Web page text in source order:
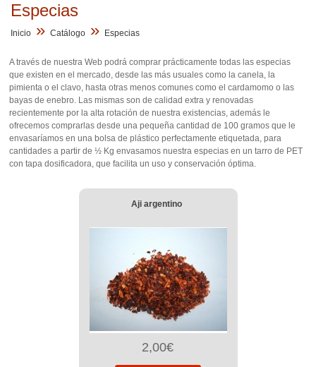
Especias
Inicio » Catálogo » Especias
A través de nuestra Web podrá comprar prácticamente todas las especias
que existen en el mercado, desde las más usuales como la canela, la
pimienta o el clavo, hasta otras menos comunes como el cardamomo o las
bayas de enebro. Las mismas son de calidad extra y renovadas
recientemente por la alta rotación de nuestra existencias, además le
ofrecemos comprarlas desde una pequeña cantidad de 100 gramos que le
envasaríamos en una bolsa de plástico perfectamente etiquetada, para
cantidades a partir de ½ Kg envasamos nuestra especias en un tarro de PET
con tapa dosificadora, que facilita un uso y conservación óptima.
Aji argentino
2,00€